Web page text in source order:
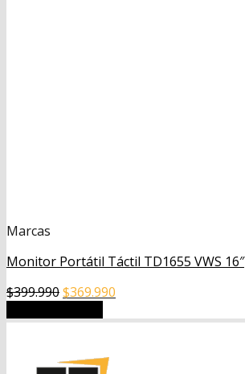
Marcas
Monitor Portátil Táctil TD1655 VWS 16″
$399.990El
original
$399.990.
$369.990
actual